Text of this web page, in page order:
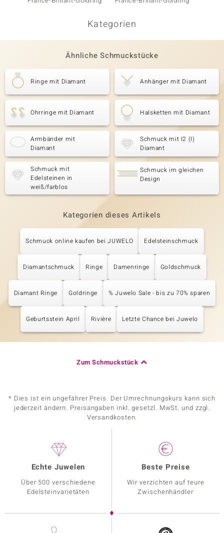
Kategorien
Ähnliche Schmuckstücke
Ringe mit Diamant Anhänger mit Diamant
Ohrringe mit Diamant Halsketten mit Diamant
Armbänder mit
Diamant
Schmuck mit I2 (I)
Diamant
Schmuck mit
Edelsteinen in
weiß/farblos
Schmuck im gleichen
Design
Kategorien dieses Artikels
Schmuck online kaufen bei JUWELO Edelsteinschmuck
Diamantschmuck Ringe Damenringe Goldschmuck
Diamant Ringe Goldringe % Juwelo Sale - bis zu 70% sparen
Geburtsstein April Rivière Letzte Chance bei Juwelo
Zum Schmuckstück
* Dies ist ein ungefährer Preis. Der Umrechnungskurs kann sich
jederzeit ändern. Preisangaben inkl. gesetzl. MwSt. und zzgl.
Versandkosten.
Echte Juwelen
Über 500 verschiedene
Edelsteinvarietäten
Beste Preise
Wir verzichten auf teure
Zwischenhändler